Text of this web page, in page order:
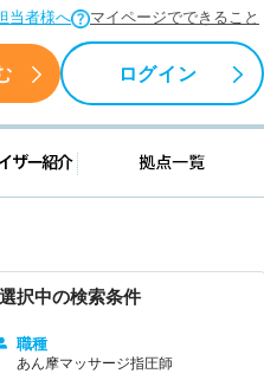
当者様へ マイページでできること
ログイン
キャリアアドバイザー紹介
選択中の検索条件
職種
あん摩マッサージ指圧師